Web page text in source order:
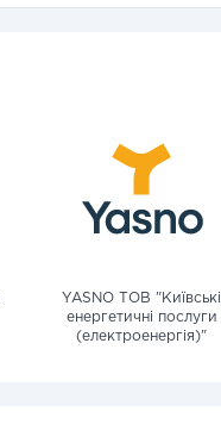
YASNO ТОВ "Київські
енергетичні послуги
(електроенергія)"